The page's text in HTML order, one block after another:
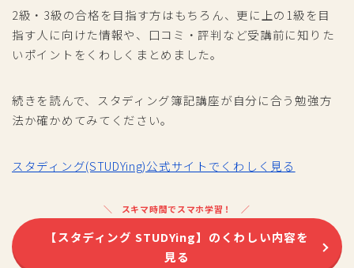
2級・3級の合格を目指す方はもちろん、更に上の1級を目
指す人に向けた情報や、口コミ・評判など受講前に知りた
いポイントをくわしくまとめました。
続きを読んで、スタディング簿記講座が自分に合う勉強方
法か確かめてみてください。
スタディング(STUDYing)公式サイトでくわしく見る
スキマ時間でスマホ学習！
【スタディング STUDYing】のくわしい内容を
見る